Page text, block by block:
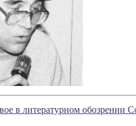
в литературном обозрении